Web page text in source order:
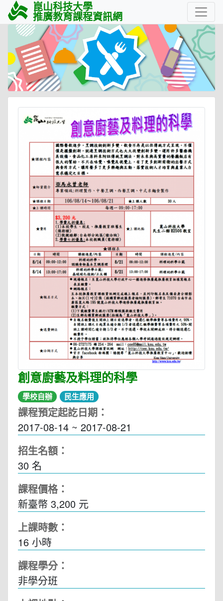
崑山科技大學
推廣教育課程資訊網
創意廚藝及料理的科學
學校自辦 民生應用
課程預定起訖日期：
2017-08-14 ~ 2017-08-21
招生名額：
30 名
課程價格：
新臺幣 3,200 元
上課時數：
16 小時
課程學分：
非學分班